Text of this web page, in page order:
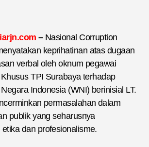
–Nasional Corruption
keprihatinan atas dugaan
verbal oleh oknum pegawai
TPI Surabaya terhadap
Indonesia (WNI) berinisial LT.
permasalahan dalam
publik yang seharusnya
dan profesionalisme.